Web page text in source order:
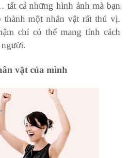
cả những hình ảnh mà bạn
thành một nhân vật rất thú vị.
chí có thể mang tính cách
vật của mình